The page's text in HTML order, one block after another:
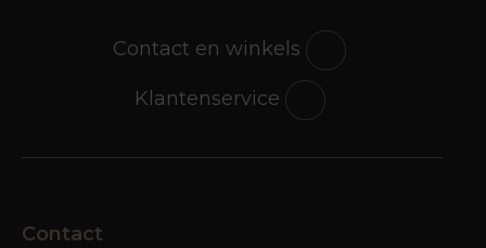
Contact en winkels
Klantenservice
Contact